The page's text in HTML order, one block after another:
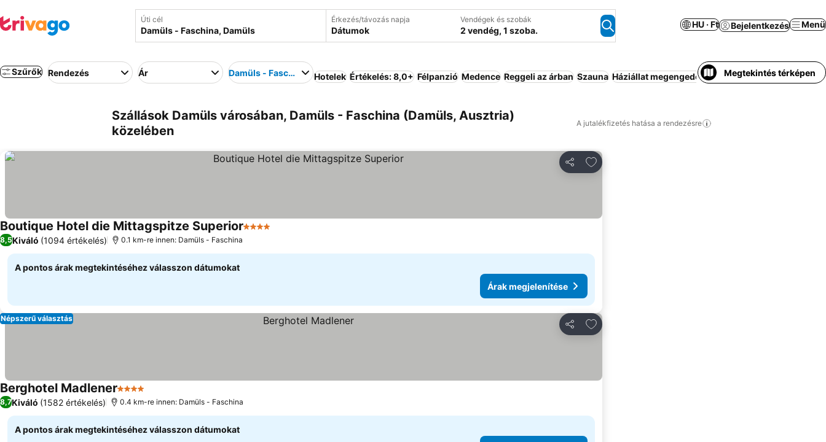
Úti cél Érkezés/távozás napja
Dátumok
Vendégek és szobák
2 vendég, 1 szoba.
HU · Ft Bejelentkezés Menü
Szűrők Rendezés Ár Damüls - Faschina Hotelek Értékelés: 8,0+ Félpanzió Medence Reggeli az árban Szauna Háziállat megengedett Parkoló Beltéri medence
Megtekintés térképen
Szállások Damüls városában, Damüls - Faschina (Damüls, Ausztria)
közelében
A jutalékfizetés hatása a rendezésre
Megosztás
Hozzáadás a kedvencekhez
Boutique Hotel die Mittagspitze Superior4 Kategória
8,5Kiváló (1094 értékelés) 0.1 km-re innen: Damüls - Faschina
A pontos árak megtekintéséhez válasszon dátumokat
Árak megjelenítése
Megosztás
Hozzáadás a kedvencekhez
Népszerű választás
Berghotel Madlener4 Kategória
8,7Kiváló (1582 értékelés) 0.4 km-re innen: Damüls - Faschina
A pontos árak megtekintéséhez válasszon dátumokat